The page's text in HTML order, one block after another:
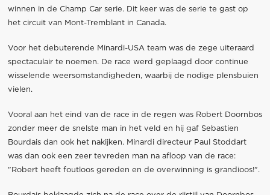
winnen in de Champ Car serie. Dit keer was de serie te gast op
het circuit van Mont-Tremblant in Canada.
Voor het debuterende Minardi-USA team was de zege uiteraard
spectaculair te noemen. De race werd geplaagd door continue
wisselende weersomstandigheden, waarbij de nodige plensbuien
vielen.
Vooral aan het eind van de race in de regen was Robert Doornbos
zonder meer de snelste man in het veld en hij gaf Sebastien
Bourdais dan ook het nakijken. Minardi directeur Paul Stoddart
was dan ook een zeer tevreden man na afloop van de race:
"Robert heeft foutloos gereden en de overwinning is grandioos!".